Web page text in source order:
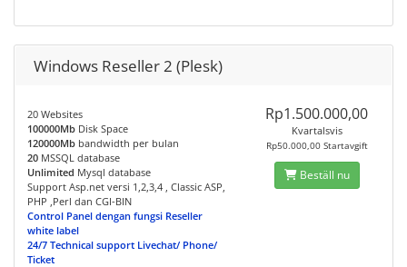
Windows Reseller 2 (Plesk)
20 Websites
100000Mb Disk Space
120000Mb bandwidth per bulan
20 MSSQL database
Unlimited Mysql database
Support Asp.net versi 1,2,3,4 , Classic ASP,
PHP ,Perl dan CGI-BIN
Control Panel dengan fungsi Reseller
white label
24/7 Technical support Livechat/ Phone/
Ticket
Rp1.500.000,00
Kvartalsvis
Rp50.000,00 Startavgift
Beställ nu